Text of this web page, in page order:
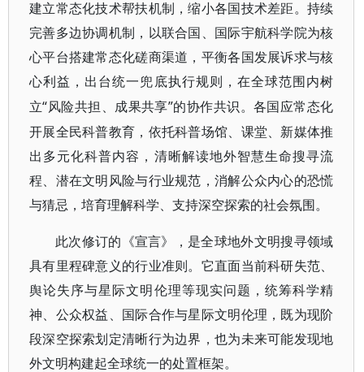
建立常态化技术帮扶机制，缩小各国技术差距。持续
完善多边协调机制，以联合国、国际宇航科学院为核
心平台搭建常态化磋商渠道，平衡各国发展诉求与核
心利益，出台统一兜底执行规则，在全球范围内树
立“风险共担、成果共享”的协作共识。各国应常态化
开展全民科普教育，依托科普场馆、课堂、新媒体推
出多元化科普内容，清晰解读地外智慧生命搜寻流
程、潜在文明风险与行业规范，消解公众内心的恐慌
与猜忌，培育理解科学、支持深空探索的社会氛围。
此次修订的《宣言》，是全球地外文明搜寻领域
具有里程碑意义的行业准则。它直面当前科研失范、
舆论失序与星际文明伦理等现实问题，统筹科学精
神、公众权益、国际合作与星际文明伦理，既为现阶
段深空探索划定清晰行为边界，也为未来可能发现地
外文明构建起全球统一的处置框架。